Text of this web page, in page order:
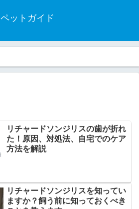
ペットガイド
リチャードソンジリスの歯が折れ
た！原因、対処法、自宅でのケア
方法を解説
リチャードソンジリスを知ってい
ますか？飼う前に知っておくべき